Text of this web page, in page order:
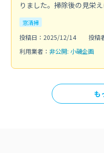
りました。掃除後の見栄え
窓清掃
投稿日：2025/12/14
投稿
利用業者： 非公開: 小磯企画
も